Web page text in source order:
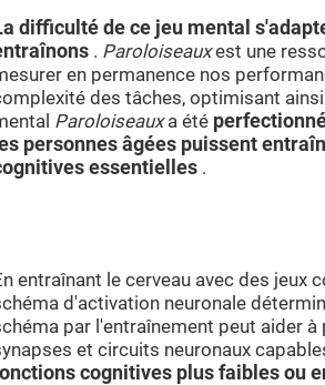
difficulté de ce jeu mental
. Paroloiseauxest une
en permanence nos
des tâches, optimisant
Paroloiseauxa été
personnes âgées puissent
essentielles .
entraînant le cerveau avec des jeux
d'activation neuronale
par l'entraînement peut aider
et circuits neuronaux
cognitives plus faibles ou